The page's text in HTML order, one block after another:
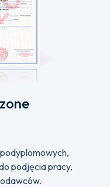
podjęcia pracy,